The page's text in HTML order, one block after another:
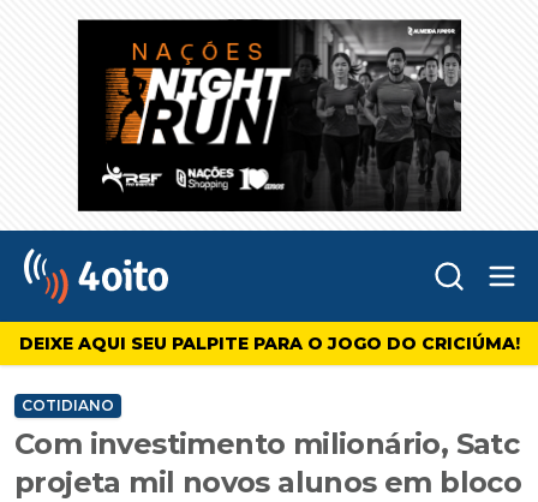
4oito
DEIXE AQUI SEU PALPITE PARA O JOGO DO CRICIÚMA!
COTIDIANO
Com investimento milionário, Satc
projeta mil novos alunos em bloco